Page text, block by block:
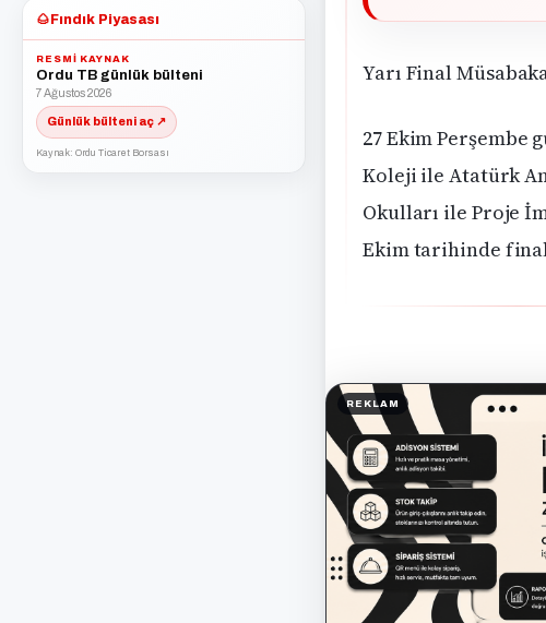
🌰 Fındık Piyasası
RESMI KAYNAK
Ordu TB günlük bülteni
7 Ağustos 2026
Günlük bülteni aç ↗
Kaynak: Ordu Ticaret Borsası
Yarı Final
27 Ekim Perşembe
Koleji ile Atatürk
Okulları ile Proje
Ekim tarihinde final
REKLAM